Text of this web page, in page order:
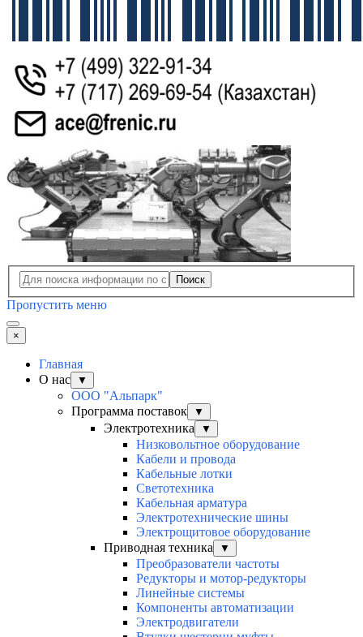
Поиск
Пропустить меню
×
Главная
О нас
▼
ООО "Альпарк"
Программа поставок
▼
Электротехника ▼
Низковольтное оборудование
Кабели и провода
Кабельные лотки
Светотехника
Кабельная арматура
Электротехнические шины
Электрощитовое оборудование
Приводная техника
▼
Преобразователи частоты
Редукторы и мотор-редукторы
Линейные системы
Компоненты автоматизации
Электродвигатели